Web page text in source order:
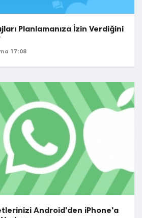
Planlamanıza İzin Verdiğini
17:08
Android'den iPhone'a